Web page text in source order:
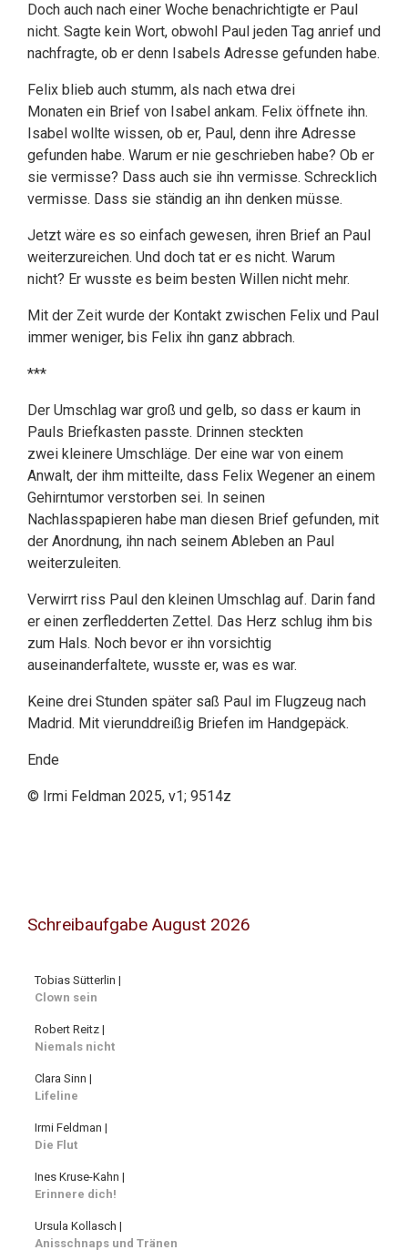
Doch auch nach einer Woche benachrichtigte er Paul
nicht. Sagte kein Wort, obwohl Paul jeden Tag anrief und
nachfragte, ob er denn Isabels Adresse gefunden habe.
Felix blieb auch stumm, als nach etwa drei
Monaten ein Brief von Isabel ankam. Felix öffnete ihn.
Isabel wollte wissen, ob er, Paul, denn ihre Adresse
gefunden habe. Warum er nie geschrieben habe? Ob er
sie vermisse? Dass auch sie ihn vermisse. Schrecklich
vermisse. Dass sie ständig an ihn denken müsse.
Jetzt wäre es so einfach gewesen, ihren Brief an Paul
weiterzureichen. Und doch tat er es nicht. Warum
nicht? Er wusste es beim besten Willen nicht mehr.
Mit der Zeit wurde der Kontakt zwischen Felix und Paul
immer weniger, bis Felix ihn ganz abbrach.
***
Der Umschlag war groß und gelb, so dass er kaum in
Pauls Briefkasten passte. Drinnen steckten
zwei kleinere Umschläge. Der eine war von einem
Anwalt, der ihm mitteilte, dass Felix Wegener an einem
Gehirntumor verstorben sei. In seinen
Nachlasspapieren habe man diesen Brief gefunden, mit
der Anordnung, ihn nach seinem Ableben an Paul
weiterzuleiten.
Verwirrt riss Paul den kleinen Umschlag auf. Darin fand
er einen zerfledderten Zettel. Das Herz schlug ihm bis
zum Hals. Noch bevor er ihn vorsichtig
auseinanderfaltete, wusste er, was es war.
Keine drei Stunden später saß Paul im Flugzeug nach
Madrid. Mit vierunddreißig Briefen im Handgepäck.
Ende
© Irmi Feldman 2025, v1; 9514z
Schreibaufgabe August 2026
Tobias Sütterlin |
Clown sein
Robert Reitz |
Niemals nicht
Clara Sinn |
Lifeline
Irmi Feldman |
Die Flut
Ines Kruse-Kahn |
Erinnere dich!
Ursula Kollasch |
Anisschnaps und Tränen